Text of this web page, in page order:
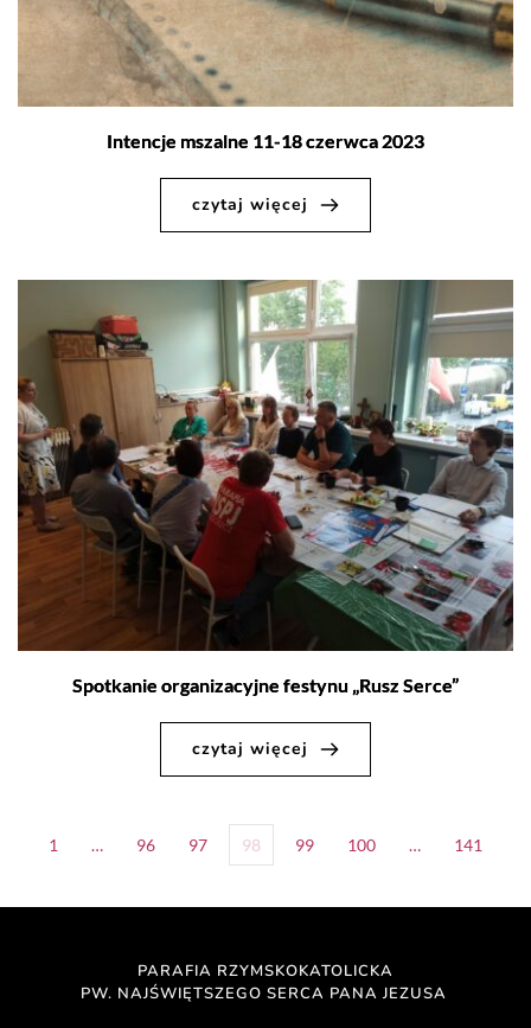
Intencje mszalne 11-18 czerwca 2023
czytaj więcej
Spotkanie organizacyjne festynu „Rusz Serce”
czytaj więcej
1 … 96 97 98 99 100 … 141
PARAFIA RZYMSKOKATOLICKA
PW. NAJŚWIĘTSZEGO SERCA PANA JEZUSA